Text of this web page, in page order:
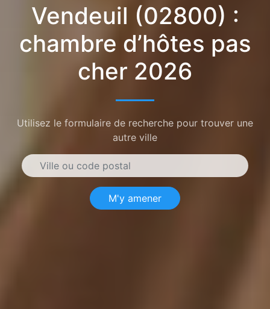
Vendeuil (02800) :
chambre d’hôtes pas
cher 2026
Utilisez le formulaire de recherche pour trouver une
autre ville
M'y amener